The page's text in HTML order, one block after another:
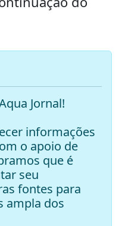
Jornal!
informações
o apoio de
que é
seu
fontes para
ampla dos